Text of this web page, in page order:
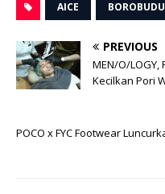
AICE
PREVIOUS
MEN/O/
Kecilkan Pori
POCO x FYC Footwear